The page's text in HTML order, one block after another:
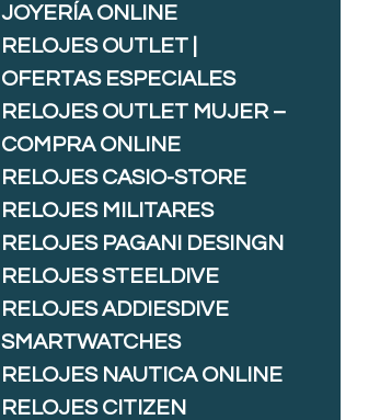
JOYERÍA ONLINE
RELOJES OUTLET |
OFERTAS ESPECIALES
RELOJES OUTLET MUJER –
COMPRA ONLINE
RELOJES CASIO-STORE
RELOJES MILITARES
RELOJES PAGANI DESINGN
RELOJES STEELDIVE
RELOJES ADDIESDIVE
SMARTWATCHES
RELOJES NAUTICA ONLINE
RELOJES CITIZEN